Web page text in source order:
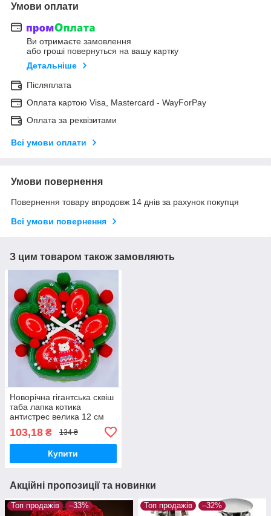
Умови оплати
Ви отримаєте замовлення
або гроші повернуться на вашу картку
Детальніше
Післяплата
Оплата картою Visa, Mastercard - WayForPay
Оплата за реквізитами
Всі умови оплати
Умови повернення
Повернення товару впродовж 14 днів за рахунок покупця
Всі умови повернення
З цим товаром також замовляють
Новорічна гігантська сквіш
таба лапка котика
антистрес велика 12 см
XXL Червоні на зеленому
103,18 ₴ 134 ₴
Купити
Акційні пропозиції та новинки
Топ продажів –33% Топ продажів –32%